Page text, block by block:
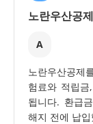
노란우산공
A
노란우산공제
험료와 적립
됩니다. 환급
해지 전에 납